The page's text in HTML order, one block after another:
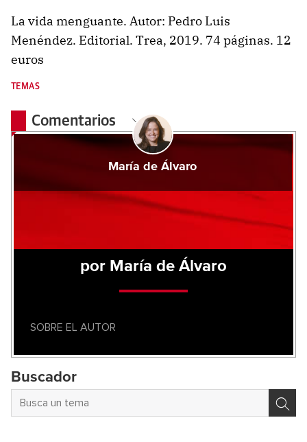
La vida menguante. Autor: Pedro Luis
Menéndez. Editorial. Trea, 2019. 74 páginas. 12
euros
TEMAS
Comentarios
María de Álvaro
por María de Álvaro
SOBRE EL AUTOR
Buscador